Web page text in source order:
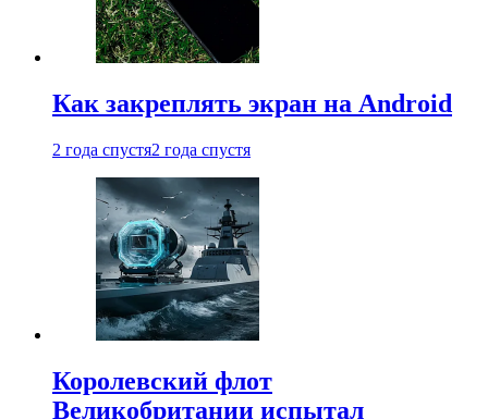
Как закреплять экран на Android
2 года спустя2 года спустя
Королевский флот
Великобритании испытал